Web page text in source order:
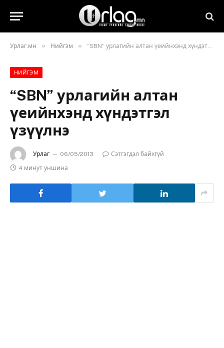
Урлаг.мн » Нийгэм » “SBN” урлагийн алтан үеийнхэнд хүндэтгэл үзүүлнэ
НИЙГЭМ
“SBN” урлагийн алтан
үеийнхэнд хүндэтгэл
үзүүлнэ
Урлаг 06/05/2013
Сэтгэгдэл байхгүй
4 минут уншина